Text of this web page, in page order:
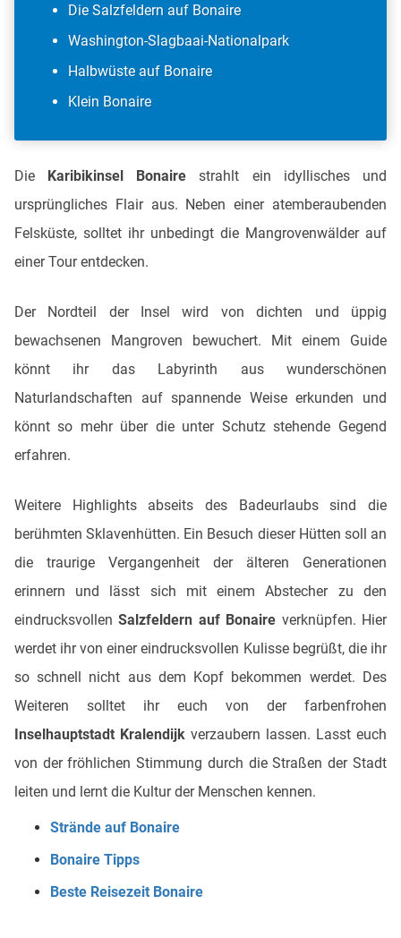
Die Salzfeldern auf Bonaire
Washington-Slagbaai-Nationalpark
Halbwüste auf Bonaire
Klein Bonaire
Die Karibikinsel Bonaire strahlt ein idyllisches und
ursprüngliches Flair aus. Neben einer atemberaubenden
Felsküste, solltet ihr unbedingt die Mangrovenwälder auf
einer Tour entdecken.
Der Nordteil der Insel wird von dichten und üppig
bewachsenen Mangroven bewuchert. Mit einem Guide
könnt ihr das Labyrinth aus wunderschönen
Naturlandschaften auf spannende Weise erkunden und
könnt so mehr über die unter Schutz stehende Gegend
erfahren.
Weitere Highlights abseits des Badeurlaubs sind die
berühmten Sklavenhütten. Ein Besuch dieser Hütten soll an
die traurige Vergangenheit der älteren Generationen
erinnern und lässt sich mit einem Abstecher zu den
eindrucksvollenSalzfeldern auf Bonaire verknüpfen. Hier
werdet ihr von einer eindrucksvollen Kulisse begrüßt, die ihr
so schnell nicht aus dem Kopf bekommen werdet. Des
Weiteren solltet ihr euch von der farbenfrohen
Inselhauptstadt Kralendijk verzaubern lassen. Lasst euch
von der fröhlichen Stimmung durch die Straßen der Stadt
leiten und lernt die Kultur der Menschen kennen.
Strände auf Bonaire
Bonaire Tipps
Beste Reisezeit Bonaire